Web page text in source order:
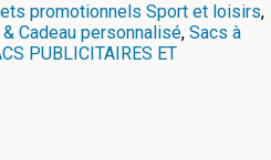
promotionnels Sport et loisirs,
Cadeau personnalisé, Sacs à
PUBLICITAIRES ET